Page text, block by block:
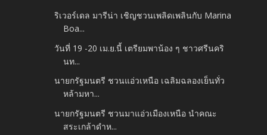
ริเวอร์เดล มารีน่า เชิญชวนเพลิดเพลินกับ Marina
Boa...
วันที่ 19 -20 เม.ย.นี้ เตรียมพาน้อง ๆ ชาวศรีนคริ
นท...
นายกรัฐมนตรี ชวนแอ่วเหนือ เฉลิมฉลองเย็นทั่ว
หล้ามหา...
นายกรัฐมนตรี ชวนมาแอ่วเมืองเหนือ นำคณะ
สระเกล้าดำห...